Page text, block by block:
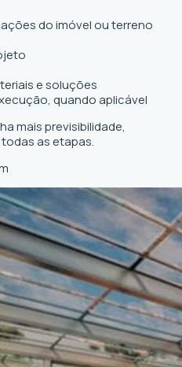
do imóvel ou terreno
e soluções
quando aplicável
mais previsibilidade,
as etapas.